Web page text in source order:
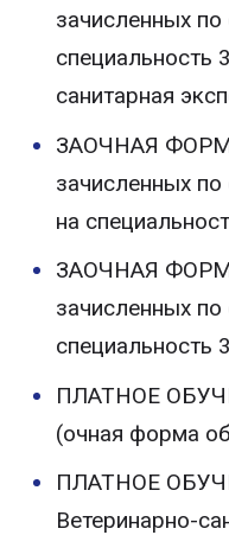
зачисленных
специальность
санитарная
ЗАОЧНАЯ
зачисленных
на
ЗАОЧНАЯ
зачисленных
специальность
ПЛАТНОЕ
(очная форма
ПЛАТНОЕ
Ветеринарно-